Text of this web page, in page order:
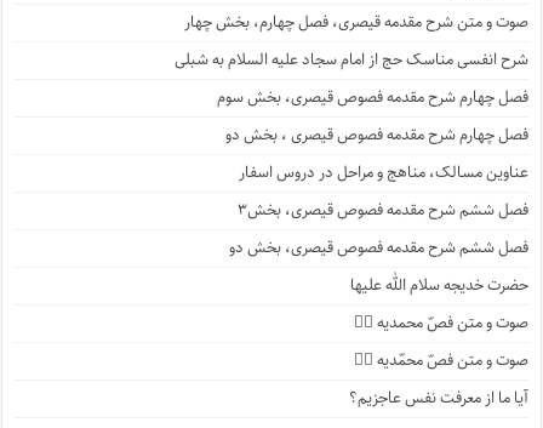
صوت و متن شرح مقدمه قیصری، فصل چهارم، بخش چهار
شرح انفسی مناسک حج از امام سجاد علیه السلام به شبلی
فصل چهارم شرح مقدمه فصوص قیصری، بخش سوم
فصل چهارم شرح مقدمه فصوص قیصری ، بخش دو
عناوین مسالک، مناهج و مراحل در دروس اسفار
فصل ششم شرح مقدمه فصوص قیصری، بخش۳
فصل ششم شرح مقدمه فصوص قیصری، بخش دو
حضرت خدیجه سلام الله علیها
صوت و متن فصّ محمدیه ۴️⃣
صوت و متن فصّ محمّدیه ۳️⃣
آیا ما از معرفت نفس عاجزیم؟